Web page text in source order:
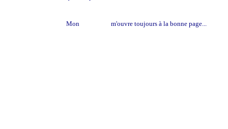
Mon m'ouvre toujours à la bonne page...